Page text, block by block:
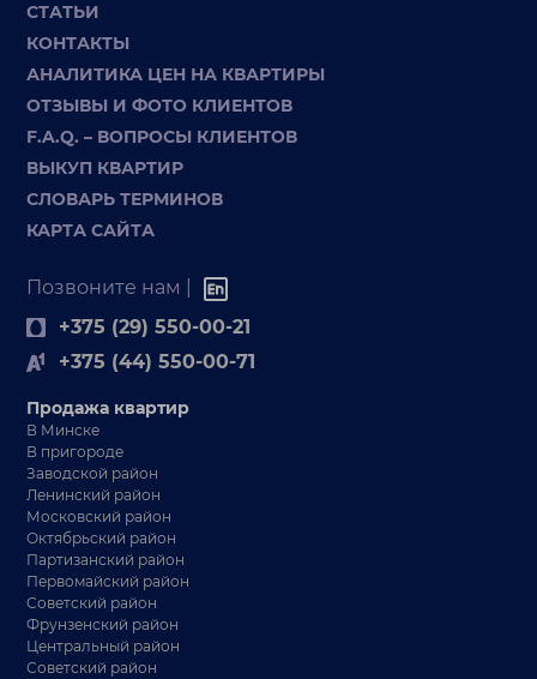
СТАТЬИ
КОНТАКТЫ
АНАЛИТИКА ЦЕН НА КВАРТИРЫ
ОТЗЫВЫ И ФОТО КЛИЕНТОВ
F.A.Q. – ВОПРОСЫ КЛИЕНТОВ
ВЫКУП КВАРТИР
СЛОВАРЬ ТЕРМИНОВ
КАРТА САЙТА
Позвоните нам |
+375 (29) 550-00-21
+375 (44) 550-00-71
Продажа квартир
В Минске
В пригороде
Заводской район
Ленинский район
Московский район
Октябрьский район
Партизанский район
Первомайский район
Советский район
Фрунзенский район
Центральный район
Советский район